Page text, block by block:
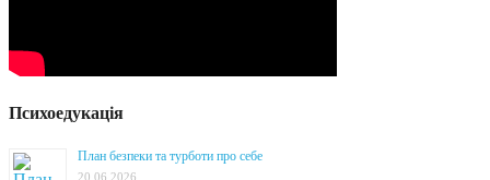
Психоедукація
План безпеки та турботи про себе
20.06.2026